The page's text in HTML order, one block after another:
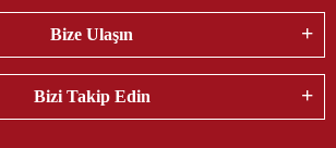
Bize Ulaşın
Bizi Takip Edin